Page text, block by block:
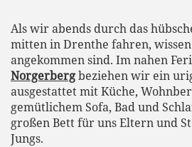
Als wir abends durch das
mitten in Drenthe fahren,
angekommen sind. Im nahen
Norgerbergbeziehen wir ein
ausgestattet mit Küche,
gemütlichem Sofa, Bad und
großen Bett für uns Eltern und
Jungs.